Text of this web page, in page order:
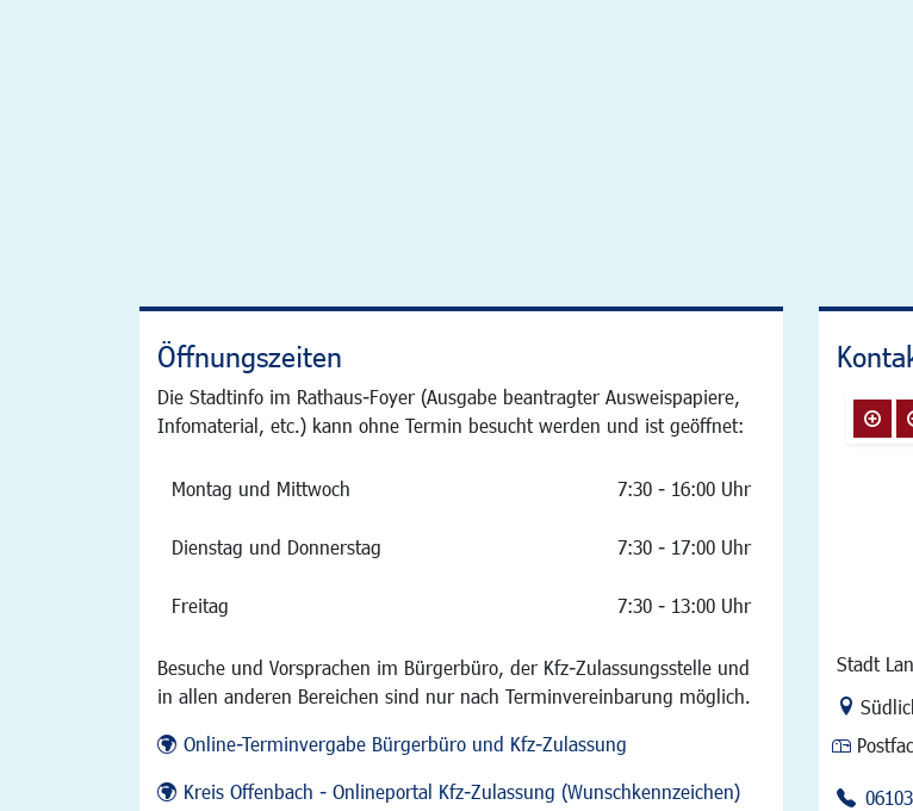
Öffnungszeiten
Die Stadtinfo im Rathaus-Foyer (Ausgabe beantragter Ausweispapiere,
Infomaterial, etc.) kann ohne Termin besucht werden und ist geöffnet:
Montag und Mittwoch 7:30 - 16:00 Uhr
Dienstag und Donnerstag 7:30 - 17:00 Uhr
Freitag 7:30 - 13:00 Uhr
Besuche und Vorsprachen im Bürgerbüro, der Kfz-Zulassungsstelle und
in allen anderen Bereichen sind nur nach Terminvereinbarung möglich.
Online-Terminvergabe Bürgerbüro und Kfz-Zulassung
Kreis Offenbach - Onlineportal Kfz-Zulassung (Wunschkennzeichen)
Stadt
Link